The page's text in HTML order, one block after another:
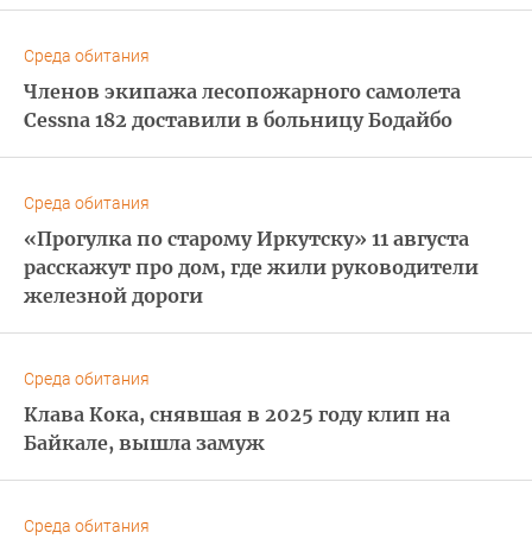
Среда обитания
Членов экипажа лесопожарного самолета
Cessna 182 доставили в больницу Бодайбо
Среда обитания
«Прогулка по старому Иркутску» 11 августа
расскажут про дом, где жили руководители
железной дороги
Среда обитания
Клава Кока, снявшая в 2025 году клип на
Байкале, вышла замуж
Среда обитания